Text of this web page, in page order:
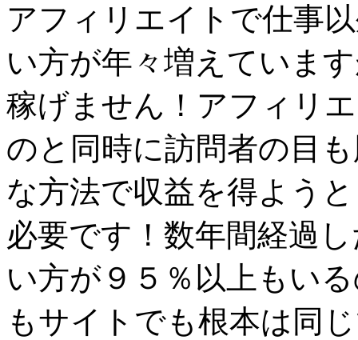
アフィリエイトで仕事
い方が年々増えていま
稼げません！アフィリ
のと同時に訪問者の目
な方法で収益を得よう
必要です！数年間経過
い方が９５％以上もい
もサイトでも根本は同